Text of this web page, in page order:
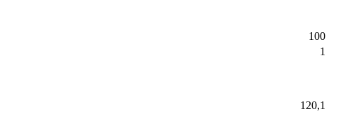
100
1
120,1